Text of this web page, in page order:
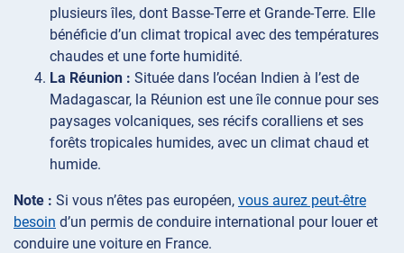
plusieurs îles, dont Basse-Terre et Grande-Terre. Elle
bénéficie d’un climat tropical avec des températures
chaudes et une forte humidité.
La Réunion : Située dans l’océan Indien à l’est de
Madagascar, la Réunion est une île connue pour ses
paysages volcaniques, ses récifs coralliens et ses
forêts tropicales humides, avec un climat chaud et
humide.
Note : Si vous n’êtes pas européen, vous aurez peut-être
besoin d’un permis de conduire international pour louer et
conduire une voiture en France.